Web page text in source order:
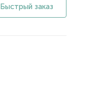
Быстрый заказ